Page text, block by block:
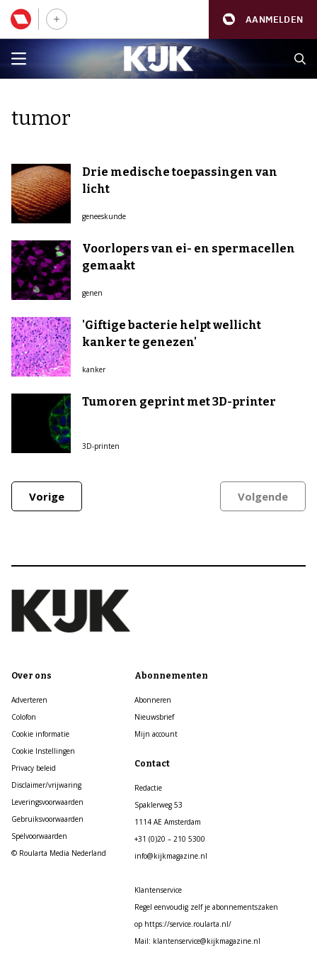
AANMELDEN
tumor
Drie medische toepassingen van
licht
geneeskunde
Voorlopers van ei- en spermacellen
gemaakt
genen
'Giftige bacterie helpt wellicht
kanker te genezen'
kanker
Tumoren geprint met 3D-printer
3D-printen
Vorige Volgende
Over ons
Adverteren
Colofon
Cookie informatie
Cookie Instellingen
Privacy beleid
Disclaimer/vrijwaring
Leveringsvoorwaarden
Gebruiksvoorwaarden
Spelvoorwaarden
© Roularta Media Nederland
Abonnementen
Abonneren
Nieuwsbrief
Mijn account
Contact
Redactie
Spaklerweg 53
1114 AE Amsterdam
+31 (0)20 – 210 5300
info@kijkmagazine.nl
Klantenservice
Regel eenvoudig zelf je abonnementszaken
op https://service.roularta.nl/
Mail: klantenservice@kijkmagazine.nl